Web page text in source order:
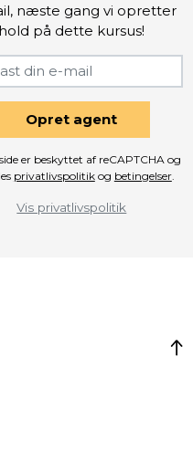
næste gang vi opretter
hold på dette kursus!
Opret agent
er beskyttet af reCAPTCHA og
privatlivspolitikog betingelser.
Vis privatlivspolitik